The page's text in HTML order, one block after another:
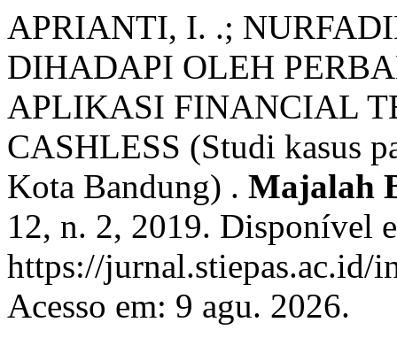
APRIANTI, I. .;
DIHADAPI OLEH
APLIKASI FINANCIAL
CASHLESS (Studi kasus
Kota Bandung) . Majalah
12, n. 2, 2019. Disponível
https://jurnal.stiepas.ac.id/
Acesso em: 9 agu. 2026.